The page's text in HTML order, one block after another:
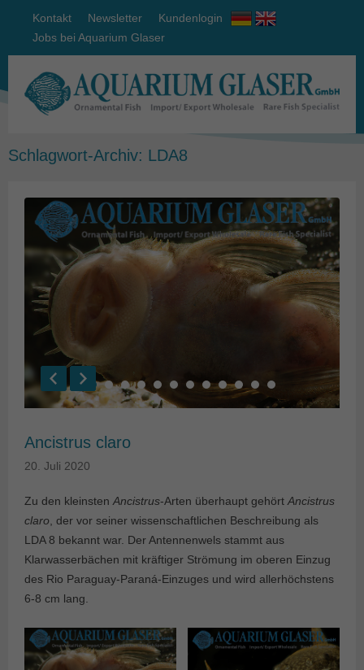
Kontakt Newsletter
Kundenlogin
Jobs bei Aquarium Glaser
Schlagwort-Archiv: LDA8
Ancistrus claro
20. Juli 2020
Zu den kleinsten Ancistrus-Arten überhaupt gehört Ancistrus
claro , der vor seiner wissenschaftlichen Beschreibung als
LDA 8 bekannt war. Der Antennenwels stammt aus
Klarwasserbächen mit kräftiger Strömung im oberen Einzug
des Rio Paraguay-Paraná-Einzuges und wird allerhöchstens
6-8 cm lang.